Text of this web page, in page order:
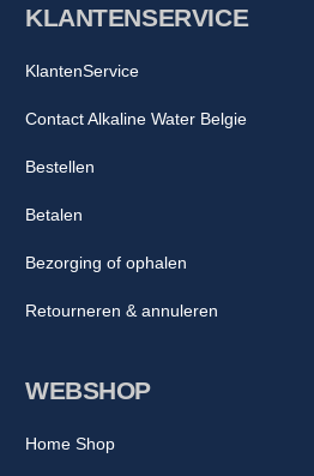
WEBSHOP
Home Shop
KLANTENSERVICE
KlantenService
Contact Alkaline Water Belgie
Bestellen
Betalen
Bezorging of ophalen
Retourneren & annuleren